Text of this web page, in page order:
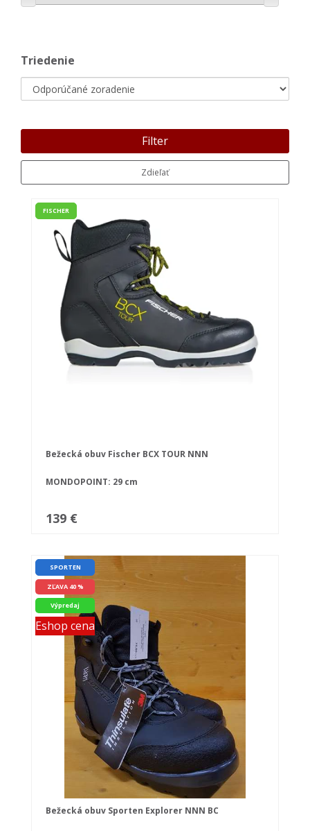
Triedenie
Filter
Zdieľať
FISCHER
Bežecká obuv Fischer BCX TOUR NNN
MONDOPOINT: 29 cm
139 €
SPORTEN
ZĽAVA 40 %
Výpredaj
Eshop cena
Bežecká obuv Sporten Explorer NNN BC